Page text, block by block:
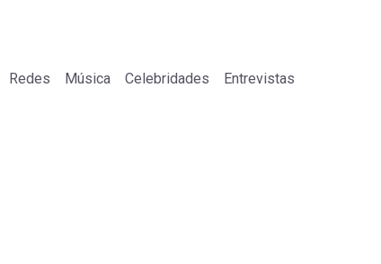
Redes Música Celebridades Entrevistas